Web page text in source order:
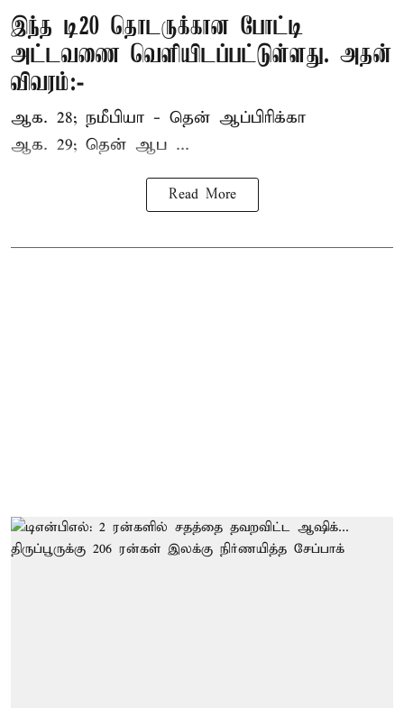
இந்த டி20 தொடருக்கான போட்டி
அட்டவணை வெளியிடப்பட்டுள்ளது. அதன்
விவரம்:-
ஆக. 28; நமீபியா - தென் ஆப்பிரிக்கா
ஆக. 29; தென் ஆப ...
Read More